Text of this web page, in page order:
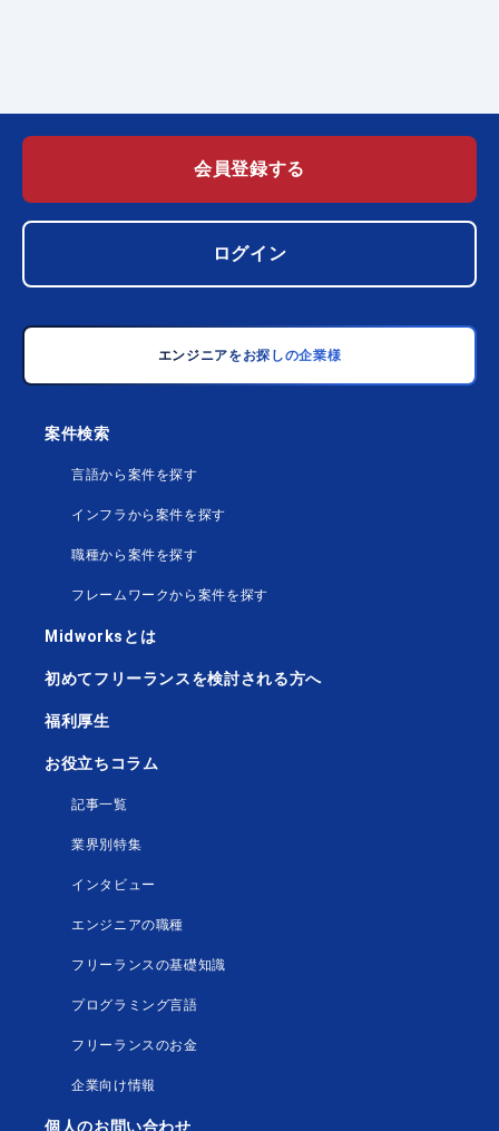
会員登録する
ログイン
エンジニアをお探しの企業様
案件検索
言語から案件を探す
インフラから案件を探す
職種から案件を探す
フレームワークから案件を探す
Midworksとは
初めてフリーランスを検討される方へ
福利厚生
お役立ちコラム
記事一覧
業界別特集
インタビュー
エンジニアの職種
フリーランスの基礎知識
プログラミング言語
フリーランスのお金
企業向け情報
個人のお問い合わせ